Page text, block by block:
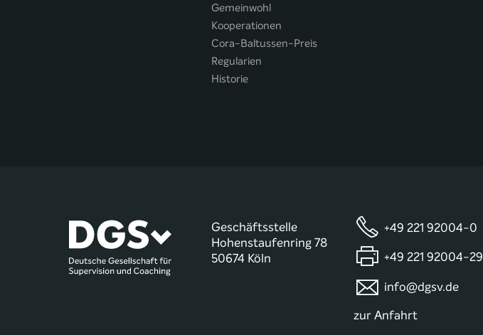
Gemeinwohl
Kooperationen
Cora-Baltussen-Preis
Regularien
Historie
Geschäftsstelle
Hohenstaufenring 78
50674 Köln
+49 221 92004-0
+49 221 92004-29
info@dgsv.de
zur Anfahrt